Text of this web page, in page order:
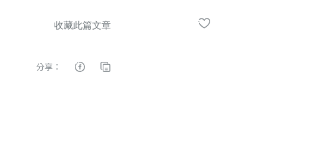
是專業級的設計講師以及品牌策略行
辦過多場設計交流講座及展覽。教學
分享：